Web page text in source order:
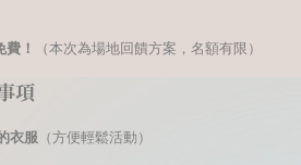
費！ （本次為場地回饋方案，名額有限）
項
衣服 （方便輕鬆活動）